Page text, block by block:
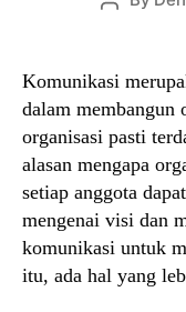
Komunikasi
dalam membangun
organisasi pasti
alasan mengapa
setiap anggota
mengenai visi dan
komunikasi untuk
itu, ada hal yang